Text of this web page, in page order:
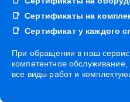
Сертификаты на
Сертификат у каждого
При обращении в наш сервис
компетентное
все виды работ и